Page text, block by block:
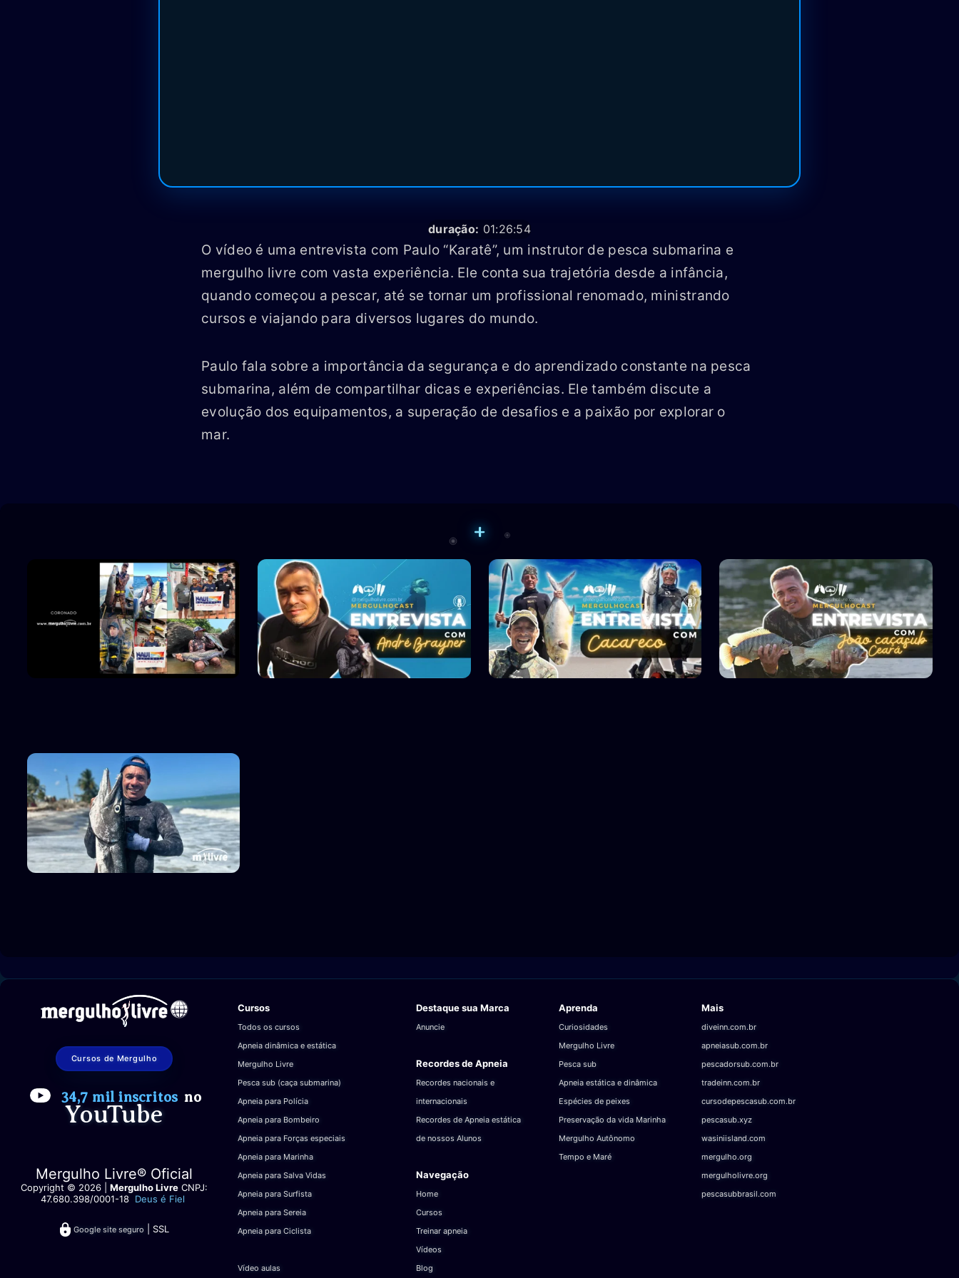
duração: 01:26:54
O vídeo é uma entrevista com Paulo “Karatê”, um instrutor de pesca submarina e
mergulho livre com vasta experiência. Ele conta sua trajetória desde a infância,
quando começou a pescar, até se tornar um profissional renomado, ministrando
cursos e viajando para diversos lugares do mundo.
Paulo fala sobre a importância da segurança e do aprendizado constante na pesca
submarina, além de compartilhar dicas e experiências. Ele também discute a
evolução dos equipamentos, a superação de desafios e a paixão por explorar o
mar.
+
Cursos de Mergulho
34,7 mil inscritos no
YouTube
Mergulho Livre® Oficial
Copyright © 2026 |Mergulho Livre CNPJ:
47.680.398/0001-18 Deus é Fiel
Google site seguro | SSL
Cursos
Todos os cursos
Apneia dinâmica e estática
Mergulho Livre
Pesca sub (caça submarina)
Apneia para Polícia
Apneia para Bombeiro
Apneia para Forças especiais
Apneia para Marinha
Apneia para Salva Vidas
Apneia para Surfista
Apneia para Sereia
Apneia para Ciclista
Vídeo aulas
Destaque sua Marca
Anuncie
Recordes de Apneia
Recordes nacionais e
internacionais
Recordes de Apneia estática
de nossos Alunos
Navegação
Home
Cursos
Treinar apneia
Vídeos
Blog
Aprenda
Curiosidades
Mergulho Livre
Pesca sub
Apneia estática e dinâmica
Espécies de peixes
Preservação da vida Marinha
Mergulho Autônomo
Tempo e Maré
Mais
diveinn.com.br
apneiasub.com.br
pescadorsub.com.br
tradeinn.com.br
cursodepescasub.com.br
pescasub.xyz
wasiniisland.com
mergulho.org
mergulholivre.org
pescasubbrasil.com